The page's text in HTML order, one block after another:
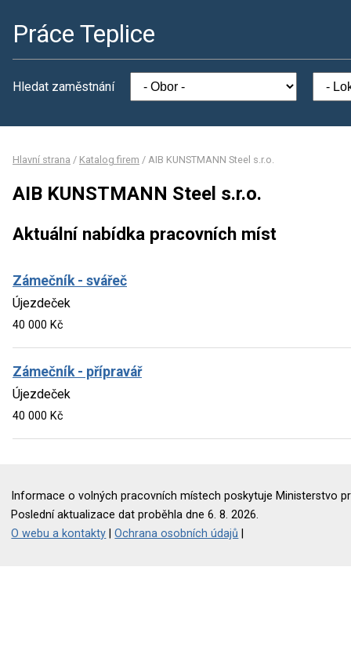
Práce Teplice
Hledat zaměstnání
Hlavní strana / Katalog firem / AIB KUNSTMANN Steel s.r.o.
AIB KUNSTMANN Steel s.r.o.
Aktuální nabídka pracovních míst
Zámečník - svářeč
Újezdeček
40 000 Kč
Zámečník - přípravář
Újezdeček
40 000 Kč
Informace o volných pracovních místech poskytuje Ministerstvo
Poslední aktualizace dat proběhla dne 6. 8. 2026.
O webu a kontakty |Ochrana osobních údajů